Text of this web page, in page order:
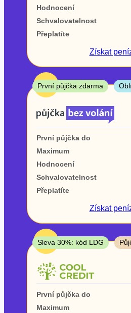
ano
ne
Ve zkušebce
ano
ne
V exekuci
ne
Po insolvenci
ano
V hotovosti
ano
ne
Hodnocení
Schvalovatelnost
Přeplatíte
Získat
TOP
První půjčka zdarma
První půjčka do
Maximum
Hodnocení
Schvalovatelnost
Přeplatíte
Získat
TOP
Sleva 30%: kód LDG
První půjčka do
Maximum